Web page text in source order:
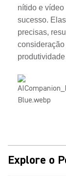
nítido e
sucesso.
precisas,
Explore o